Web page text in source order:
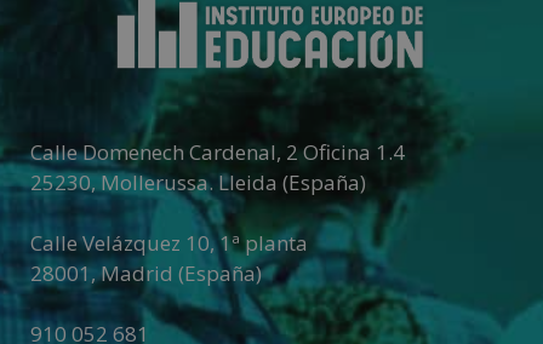
v
e
:
Calle Domenech Cardenal, 2 Oficina 1.4
25230, Mollerussa. Lleida (España)
Calle Velázquez 10, 1ª planta
28001, Madrid (España)
910 052 681